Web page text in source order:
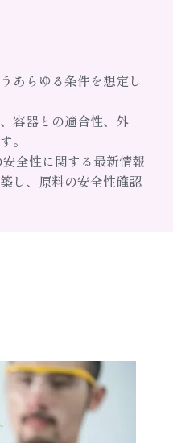
あらゆる条件を想定し
容器との適合性、外
。
し、原料の安全性確認